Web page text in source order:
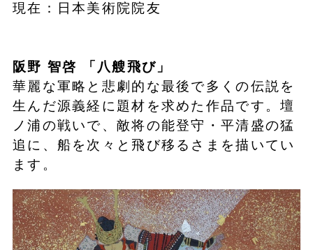
現在：日本美術院院友
阪野 智啓 「 八艘飛び 」
華麗な軍略と悲劇的な最後で多くの伝説を
生んだ源義経に題材を求めた作品です。壇
ノ浦の戦いで、敵将の能登守・平清盛の猛
追に、船を次々と飛び移るさまを描いてい
ます。